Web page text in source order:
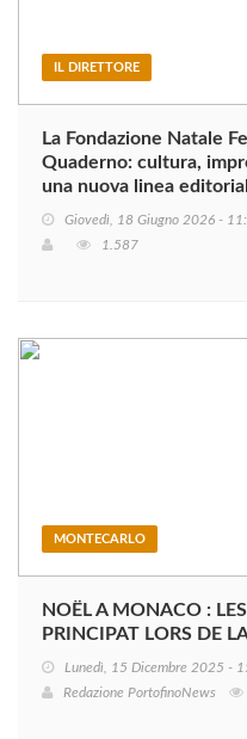
IL DIRETTORE
La Fondazione Natale
Quaderno: cultura,
una nuova linea
Giovedì, 18 Giugno 2026 -
1.587
MONTECARLO
NOËL A MONACO :
PRINCIPAT LORS DE
Lunedì, 15 Dicembre 2025 -
Redazione PortofinoNews